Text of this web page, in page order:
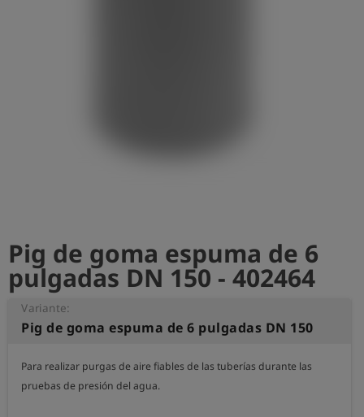
Pig de goma espuma de 6
pulgadas DN 150 - 402464
Variante:
Pig de goma espuma de 6 pulgadas DN 150
Para realizar purgas de aire fiables de las tuberías durante las
pruebas de presión del agua.